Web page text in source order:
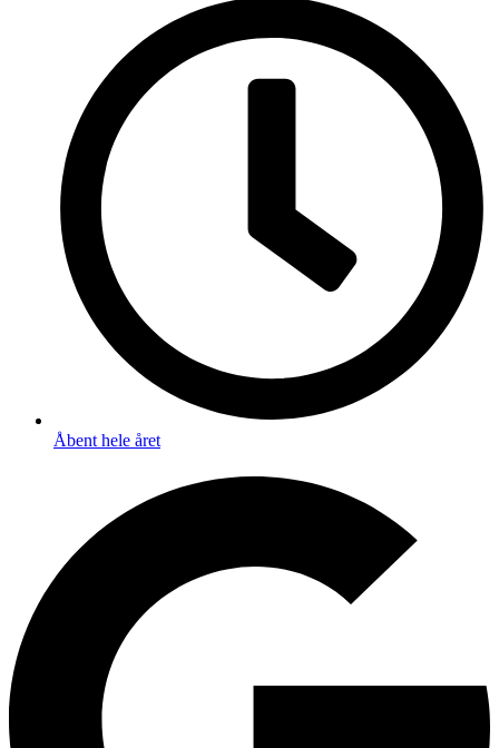
Åbent hele året